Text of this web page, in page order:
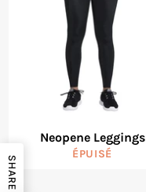
Neopene Leggings
ÉPUISÉ
SHARE